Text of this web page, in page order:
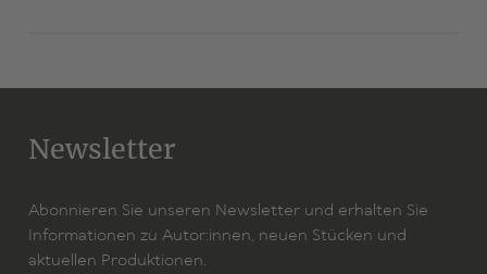
Newsletter
Abonnieren Sie unseren Newsletter und erhalten Sie
Informationen zu Autor:innen, neuen Stücken und
aktuellen Produktionen.